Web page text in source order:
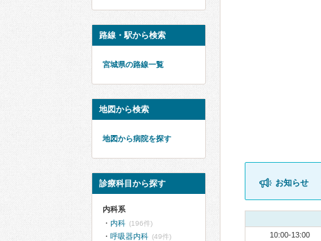
お知らせ
10:00-13:00
路線・駅から検索
宮城県の路線一覧
地図から検索
地図から病院を探す
診療科目から探す
内科系
内科 (196件)
呼吸器内科 (49件)